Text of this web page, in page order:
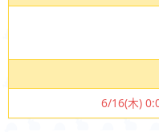
6/16(木)